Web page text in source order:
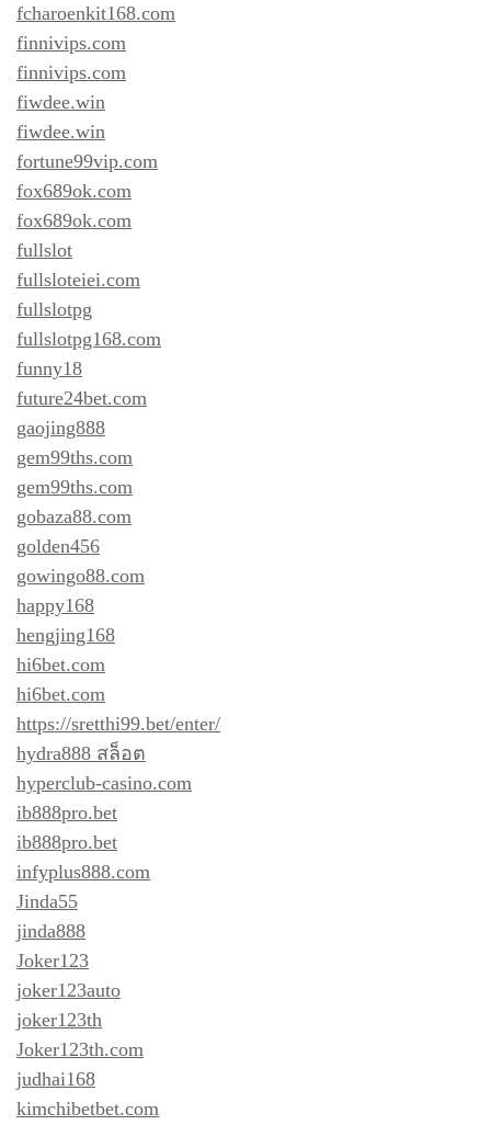
fcharoenkit168.com
finnivips.com
finnivips.com
fiwdee.win
fiwdee.win
fortune99vip.com
fox689ok.com
fox689ok.com
fullslot
fullsloteiei.com
fullslotpg
fullslotpg168.com
funny18
future24bet.com
gaojing888
gem99ths.com
gem99ths.com
gobaza88.com
golden456
gowingo88.com
happy168
hengjing168
hi6bet.com
hi6bet.com
https://sretthi99.bet/enter/
hydra888 สล็อต
hyperclub-casino.com
ib888pro.bet
ib888pro.bet
infyplus888.com
Jinda55
jinda888
Joker123
joker123auto
joker123th
Joker123th.com
judhai168
kimchibetbet.com